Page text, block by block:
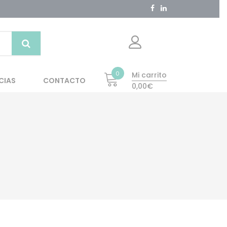
CONTACTO
0
Mi carrito
0,00€